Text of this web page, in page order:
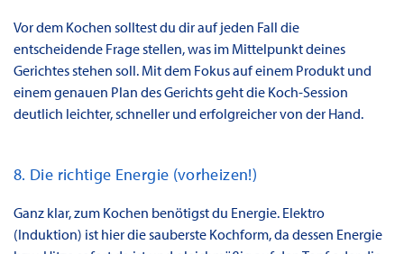
Vor dem Kochen solltest du dir auf jeden Fall die
entscheidende Frage stellen, was im Mittelpunkt deines
Gerichtes stehen soll. Mit dem Fokus auf einem Produkt und
einem genauen Plan des Gerichts geht die Koch-Session
deutlich leichter, schneller und erfolgreicher von der Hand.
8. Die richtige Energie (vorheizen!)
Ganz klar, zum Kochen benötigst du Energie. Elektro
(Induktion) ist hier die sauberste Kochform, da dessen Energie